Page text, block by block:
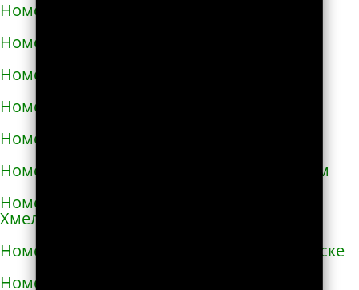
Номера телефонов такси в Олевске
Номера телефонов такси в Орехове
Номера телефонов такси в Очакове
Номера телефонов такси в Павлограде
Номера телефонов такси в Первомайске
Номера телефонов такси в Первомайском
Номера телефонов такси в Переяславе-
Хмельницком
Номера телефонов такси в Першотравенске
Номера телефонов такси в Пирятине